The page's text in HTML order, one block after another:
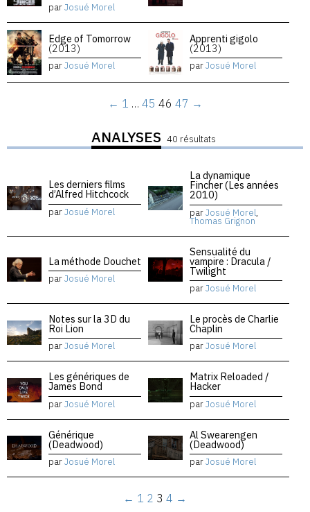
parJosué Morel
Edge of Tomorrow
(2013)
parJosué Morel
Apprenti gigolo
(2013)
parJosué Morel
← 1 … 45 46 47 →
ANALYSES 40 résultats
Les derniers films
d’Alfred Hitchcock
parJosué Morel
La dynamique
Fincher (Les années
2010)
parJosué Morel,
Thomas Grignon
La méthode Douchet
parJosué Morel
Sensualité du
vampire : Dracula /
Twilight
parJosué Morel
Notes sur la 3D du
Roi Lion
parJosué Morel
Le procès de Charlie
Chaplin
parJosué Morel
Les génériques de
James Bond
parJosué Morel
Matrix Reloaded /
Hacker
parJosué Morel
Générique
(Deadwood)
parJosué Morel
Al Swearengen
(Deadwood)
parJosué Morel
← 1 2 3 4 →